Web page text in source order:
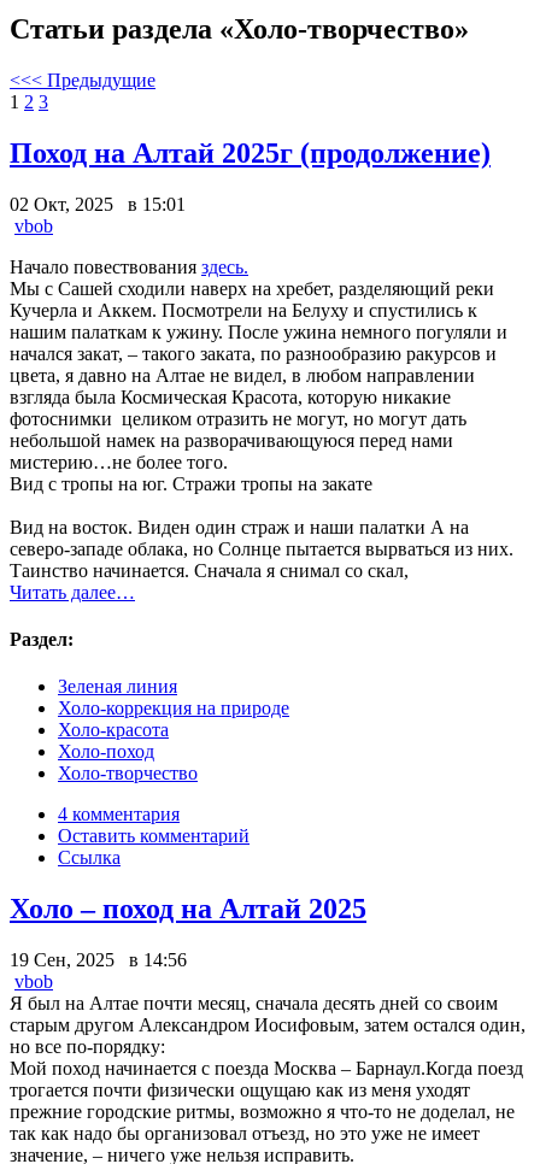
Статьи раздела «Холо-творчество»
<<< Предыдущие
1 2 3
Поход на Алтай 2025г (продолжение)
02 Окт, 2025 в 15:01
vbob
Начало повествования здесь.
Мы с Сашей сходили наверх на хребет, разделяющий реки
Кучерла и Аккем. Посмотрели на Белуху и спустились к
нашим палаткам к ужину. После ужина немного погуляли и
начался закат, – такого заката, по разнообразию ракурсов и
цвета, я давно на Алтае не видел, в любом направлении
взгляда была Космическая Красота, которую никакие
фотоснимки целиком отразить не могут, но могут дать
небольшой намек на разворачивающуюся перед нами
мистерию…не более того.
Вид с тропы на юг. Стражи тропы на закате
Вид на восток. Виден один страж и наши палатки А на
северо-западе облака, но Солнце пытается вырваться из них.
Таинство начинается. Сначала я снимал со скал,
Читать далее…
Раздел:
Зеленая линия
Холо-коррекция на природе
Холо-красота
Холо-поход
Холо-творчество
4 комментария
Оставить комментарий
Ссылка
Холо – поход на Алтай 2025
19 Сен, 2025 в 14:56
vbob
Я был на Алтае почти месяц, сначала десять дней со своим
старым другом Александром Иосифовым, затем остался один,
но все по-порядку:
Мой поход начинается с поезда Москва – Барнаул.Когда поезд
трогается почти физически ощущаю как из меня уходят
прежние городские ритмы, возможно я что-то не доделал, не
так как надо бы организовал отъезд, но это уже не имеет
значение, – ничего уже нельзя исправить.